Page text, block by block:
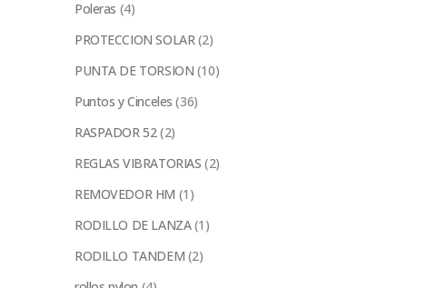
Poleras (4)
PROTECCION SOLAR (2)
PUNTA DE TORSION (10)
Puntos y Cinceles (36)
RASPADOR 52(2)
REGLAS VIBRATORIAS (2)
REMOVEDOR HM (1)
RODILLO DE LANZA(1)
RODILLO TANDEM (2)